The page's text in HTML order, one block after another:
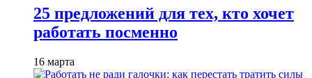
25 предложений для тех, кто хочет
работать посменно
16 марта